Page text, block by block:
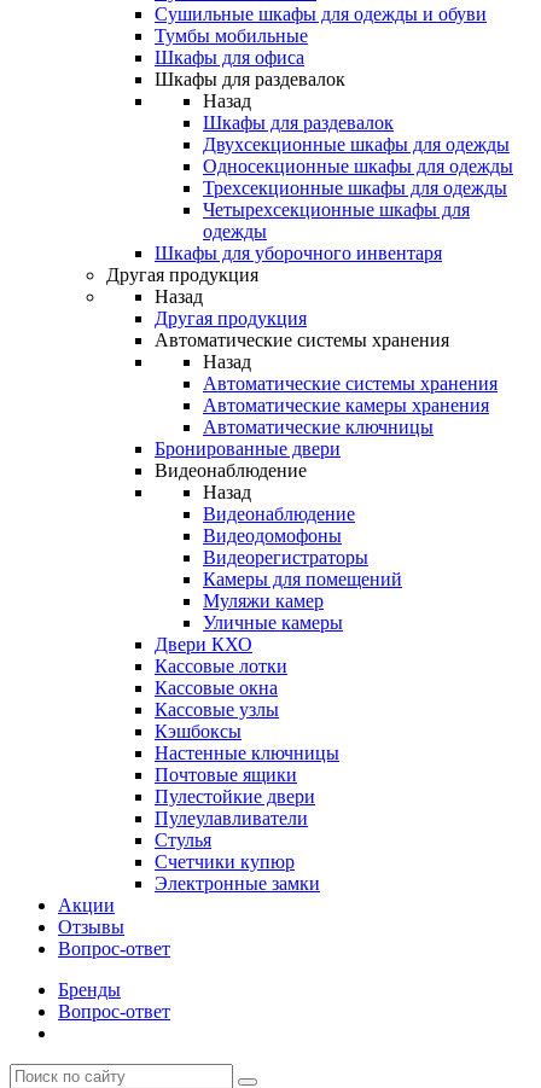
Сушильные шкафы для одежды и обуви
Тумбы мобильные
Шкафы для офиса
Шкафы для раздевалок
Назад
Шкафы для раздевалок
Двухсекционные шкафы для одежды
Односекционные шкафы для одежды
Трехсекционные шкафы для одежды
Четырехсекционные шкафы для
одежды
Шкафы для уборочного инвентаря
Другая продукция
Назад
Другая продукция
Автоматические системы хранения
Назад
Автоматические системы хранения
Автоматические камеры хранения
Автоматические ключницы
Бронированные двери
Видеонаблюдение
Назад
Видеонаблюдение
Видеодомофоны
Видеорегистраторы
Камеры для помещений
Муляжи камер
Уличные камеры
Двери КХО
Кассовые лотки
Кассовые окна
Кассовые узлы
Кэшбоксы
Настенные ключницы
Почтовые ящики
Пулестойкие двери
Пулеулавливатели
Стулья
Счетчики купюр
Электронные замки
Акции
Отзывы
Вопрос-ответ
Бренды
Вопрос-ответ